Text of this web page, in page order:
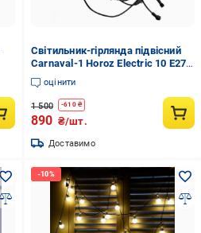
Світильник-гірлянда підвісний
Carnaval-1 Horoz Electric 10 Е27
IP44 Чорний
оцінити
1 500 -610₴
890 ₴/шт.
Доставимо